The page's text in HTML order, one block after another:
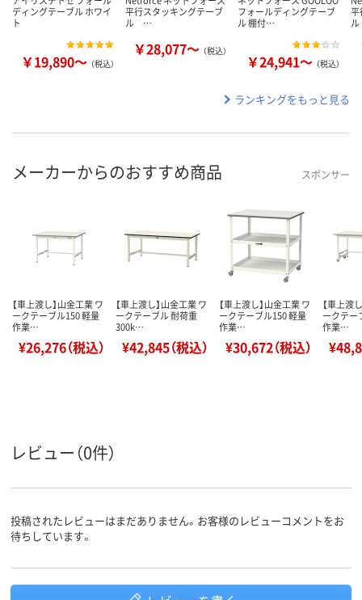
ディングテーブル ホワイ
ト
￥19,890～ （税込）
平行スタッキングテーブ
ル …
￥28,077～ （税込）
フォールディングテーブ
ル 棚付…
￥24,941～ （税込）
平
ランキングをもっと見る
メーカーからのおすすめ商品 スポンサー
【車上渡し】山金工業 ワ
ークテーブル150 軽量
作業…
¥26,276（税込）
【車上渡し】山金工業 ワ
ークテーブル 耐荷重
300k…
¥42,845（税込）
【車上渡し】山金工業 ワ
ークテーブル150 軽量
作業…
¥30,672（税込）
【車上渡
ークテー
作業…
レビュー（0件）
投稿されたレビューはまだありません。お客様のレビューコメントをお
待ちしています。